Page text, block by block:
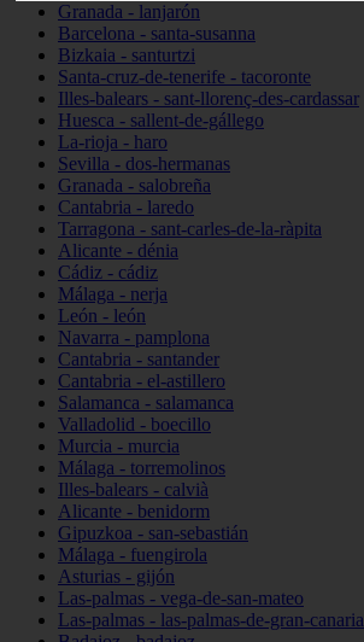
Granada - lanjarón
Barcelona - santa-susanna
Bizkaia - santurtzi
Santa-cruz-de-tenerife - tacoronte
Illes-balears - sant-llorenç-des-cardassar
Huesca - sallent-de-gállego
La-rioja - haro
Sevilla - dos-hermanas
Granada - salobreña
Cantabria - laredo
Tarragona - sant-carles-de-la-ràpita
Alicante - dénia
Cádiz - cádiz
Málaga - nerja
León - león
Navarra - pamplona
Cantabria - santander
Cantabria - el-astillero
Salamanca - salamanca
Valladolid - boecillo
Murcia - murcia
Málaga - torremolinos
Illes-balears - calvià
Alicante - benidorm
Gipuzkoa - san-sebastián
Málaga - fuengirola
Asturias - gijón
Las-palmas - vega-de-san-mateo
Las-palmas - las-palmas-de-gran-canaria